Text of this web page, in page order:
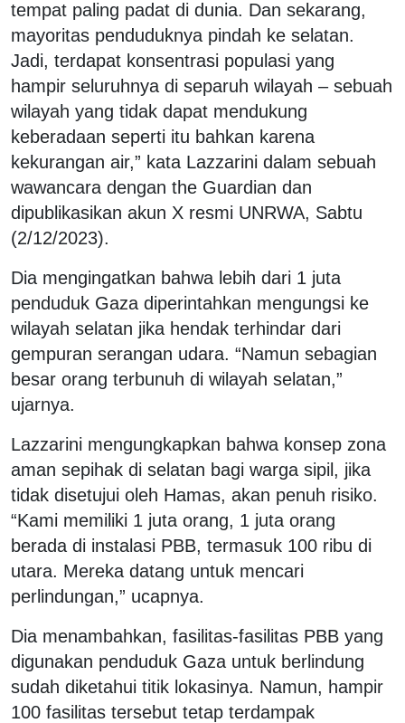
tempat paling padat di dunia. Dan sekarang,
mayoritas penduduknya pindah ke selatan.
Jadi, terdapat konsentrasi populasi yang
hampir seluruhnya di separuh wilayah – sebuah
wilayah yang tidak dapat mendukung
keberadaan seperti itu bahkan karena
kekurangan air,” kata Lazzarini dalam sebuah
wawancara dengan the Guardian dan
dipublikasikan akun X resmi UNRWA, Sabtu
(2/12/2023).
Dia mengingatkan bahwa lebih dari 1 juta
penduduk Gaza diperintahkan mengungsi ke
wilayah selatan jika hendak terhindar dari
gempuran serangan udara. “Namun sebagian
besar orang terbunuh di wilayah selatan,”
ujarnya.
Lazzarini mengungkapkan bahwa konsep zona
aman sepihak di selatan bagi warga sipil, jika
tidak disetujui oleh Hamas, akan penuh risiko.
“Kami memiliki 1 juta orang, 1 juta orang
berada di instalasi PBB, termasuk 100 ribu di
utara. Mereka datang untuk mencari
perlindungan,” ucapnya.
Dia menambahkan, fasilitas-fasilitas PBB yang
digunakan penduduk Gaza untuk berlindung
sudah diketahui titik lokasinya. Namun, hampir
100 fasilitas tersebut tetap terdampak